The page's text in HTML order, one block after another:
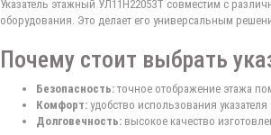
Указатель этажный УЛ11Н22053Т совместим с
оборудования. Это делает его универсальным
Почему стоит выбрать
Безопасность:точное отображение этажа
Комфорт:удобство использования
Долговечность:высокое качество